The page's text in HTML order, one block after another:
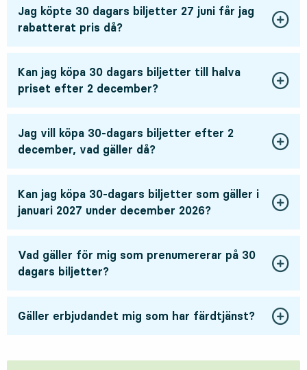
Jag köpte 30 dagars biljetter 27 juni får jag
rabatterat pris då?
Kan jag köpa 30 dagars biljetter till halva
priset efter 2 december?
Jag vill köpa 30-dagars biljetter efter 2
december, vad gäller då?
Kan jag köpa 30-dagars biljetter som gäller i
januari 2027 under december 2026?
Vad gäller för mig som prenumererar på 30
dagars biljetter?
Gäller erbjudandet mig som har färdtjänst?